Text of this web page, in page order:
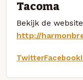
Tacoma
Bekijk de
http://
TwitterFacebook